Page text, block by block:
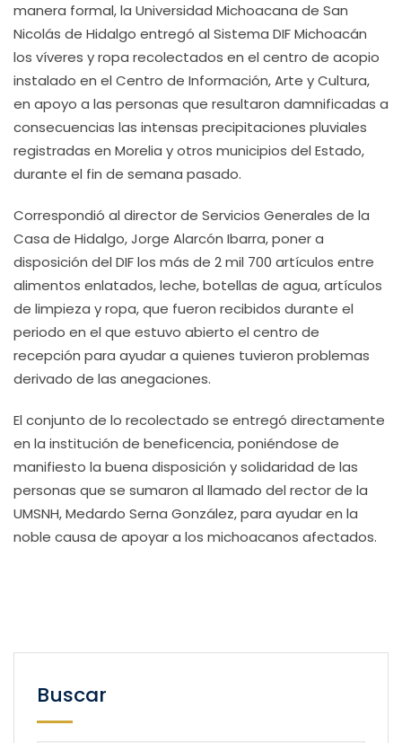
manera formal, la Universidad Michoacana de San
Nicolás de Hidalgo entregó al Sistema DIF Michoacán
los víveres y ropa recolectados en el centro de acopio
instalado en el Centro de Información, Arte y Cultura,
en apoyo a las personas que resultaron damnificadas a
consecuencias las intensas precipitaciones pluviales
registradas en Morelia y otros municipios del Estado,
durante el fin de semana pasado.
Correspondió al director de Servicios Generales de la
Casa de Hidalgo, Jorge Alarcón Ibarra, poner a
disposición del DIF los más de 2 mil 700 artículos entre
alimentos enlatados, leche, botellas de agua, artículos
de limpieza y ropa, que fueron recibidos durante el
periodo en el que estuvo abierto el centro de
recepción para ayudar a quienes tuvieron problemas
derivado de las anegaciones.
El conjunto de lo recolectado se entregó directamente
en la institución de beneficencia, poniéndose de
manifiesto la buena disposición y solidaridad de las
personas que se sumaron al llamado del rector de la
UMSNH, Medardo Serna González, para ayudar en la
noble causa de apoyar a los michoacanos afectados.
Buscar